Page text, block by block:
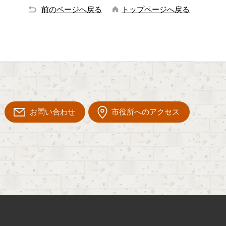
前のページへ戻る トップページへ戻る
お問い合わせ 市役所へのアクセス